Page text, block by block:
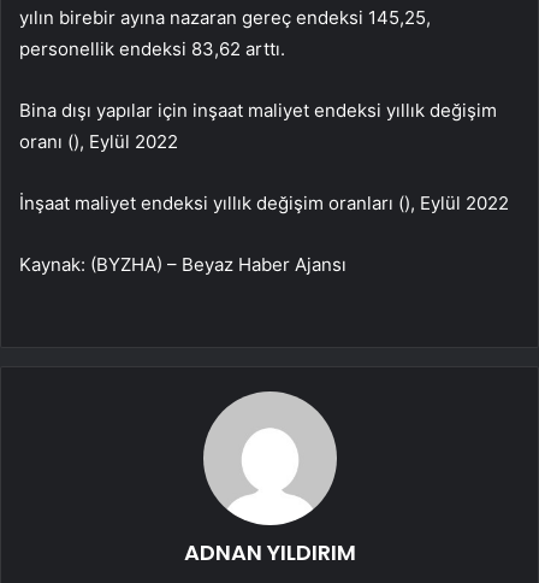
yılın birebir ayına nazaran gereç endeksi 145,25,
personellik endeksi 83,62 arttı.
Bina dışı yapılar için inşaat maliyet endeksi yıllık değişim
oranı (), Eylül 2022
İnşaat maliyet endeksi yıllık değişim oranları (), Eylül 2022
Kaynak: (BYZHA) – Beyaz Haber Ajansı
ADNAN YILDIRIM